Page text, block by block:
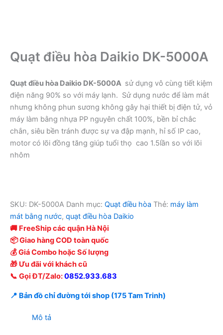
Quạt điều hòa Daikio DK-5000A
Quạt điều hòa Daikio DK-5000A sử dụng vô cùng tiết kiệm
điện năng 90% so với máy lạnh. Sử dụng nước để làm mát
nhưng không phun sương không gây hại thiết bị điện tử, vỏ
máy làm bằng nhựa PP nguyên chất 100%, bền bỉ chắc
chắn, siêu bền tránh được sự va đập mạnh, hỉ số IP cao,
motor có lõi đồng tăng giúp tuổi thọ cao 1.5lần so với lõi
nhôm
SKU: DK-5000A Danh mục: Quạt điều hòa Thẻ: máy làm
mát bằng nước, quạt điều hòa Daikio
🚚 FreeShip các quận Hà Nội
📦 Giao hàng COD toàn quốc
💰 Giá Combo hoặc Số lượng
🎁 Ưu đãi với khách cũ
📞 Gọi ĐT/Zalo:0852.933.683
📍 Bản đồ chỉ đường tới shop (175 Tam Trinh)
Mô tả